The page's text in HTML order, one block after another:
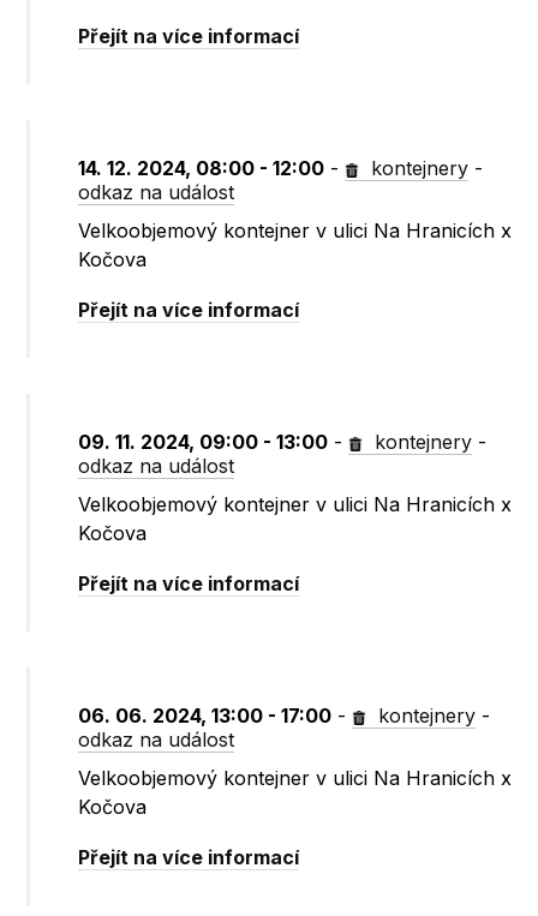
Přejít na více informací
14. 12. 2024, 08:00 - 12:00 - kontejnery -
odkaz na událost
Velkoobjemový kontejner v ulici Na Hranicích x
Kočova
Přejít na více informací
09. 11. 2024, 09:00 - 13:00 - kontejnery -
odkaz na událost
Velkoobjemový kontejner v ulici Na Hranicích x
Kočova
Přejít na více informací
06. 06. 2024, 13:00 - 17:00 - kontejnery -
odkaz na událost
Velkoobjemový kontejner v ulici Na Hranicích x
Kočova
Přejít na více informací